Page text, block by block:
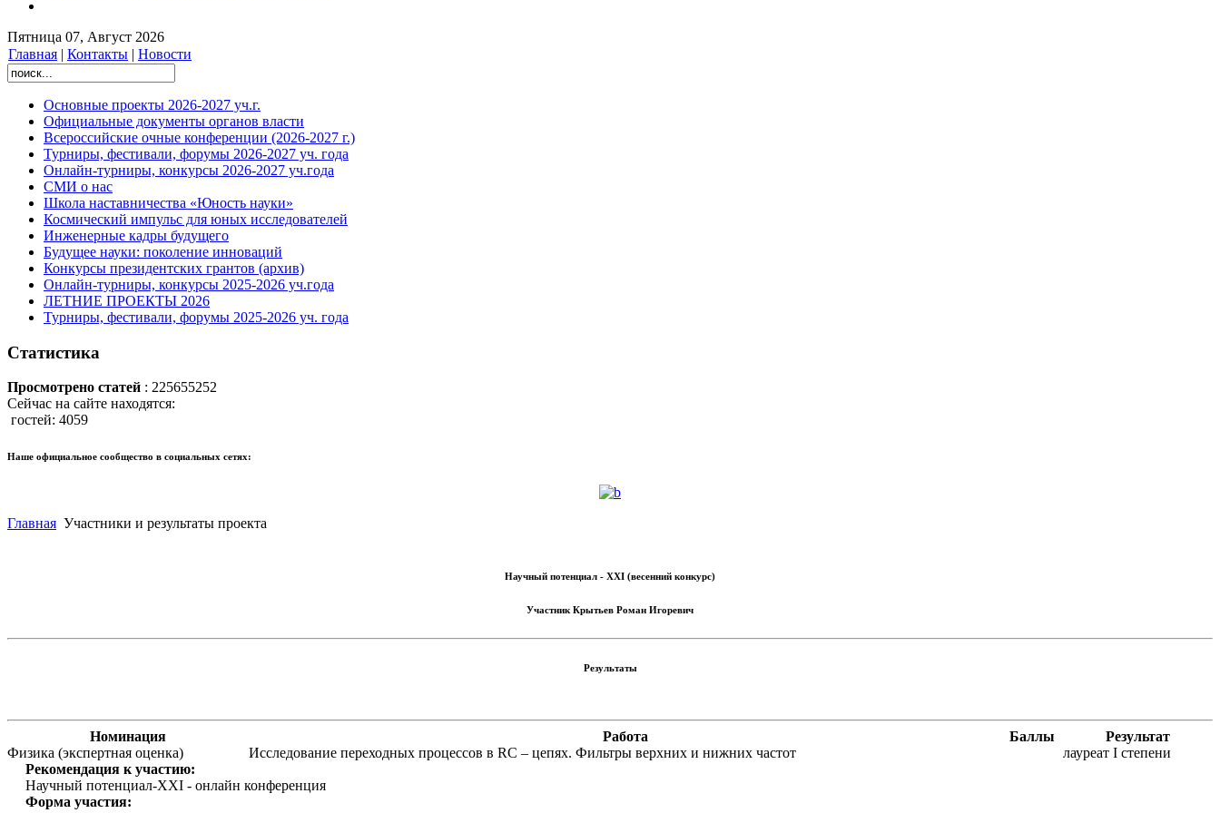
Пятница 07, Август 2026
Главная | Контакты | Новости
Основные проекты 2026-2027 уч.г.
Официальные документы органов власти
Всероссийские очные конференции (2026-2027 г.)
Турниры, фестивали, форумы 2026-2027 уч. года
Онлайн-турниры, конкурсы 2026-2027 уч.года
СМИ о нас
Школа наставничества «Юность науки»
Космический импульс для юных исследователей
Инженерные кадры будущего
Будущее науки: поколение инноваций
Конкурсы президентских грантов (архив)
Онлайн-турниры, конкурсы 2025-2026 уч.года
ЛЕТНИЕ ПРОЕКТЫ 2026
Турниры, фестивали, форумы 2025-2026 уч. года
Статистика
Просмотрено статей : 225655252
Сейчас на сайте находятся:
гостей: 4059
Наше официальное сообщество в социальных сетях:
Главная Участники и результаты проекта
Научный потенциал - XXI (весенний конкурс)
Участник Крытьев Роман Игоревич
Результаты
Номинация Работа Баллы
Результат
Физика (экспертная оценка)
Исследование переходных процессов в RC – цепях. Фильтры верхних и нижних частот
лауреат I степени
Рекомендация к участию:
Научный потенциал-XXI - онлайн конференция
Форма участия: